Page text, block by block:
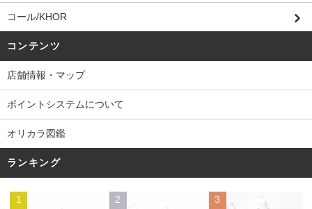
コール/KHOR
コンテンツ
店舗情報・マップ
ポイントシステムについて
オリカラ図鑑
ランキング
1 2 3